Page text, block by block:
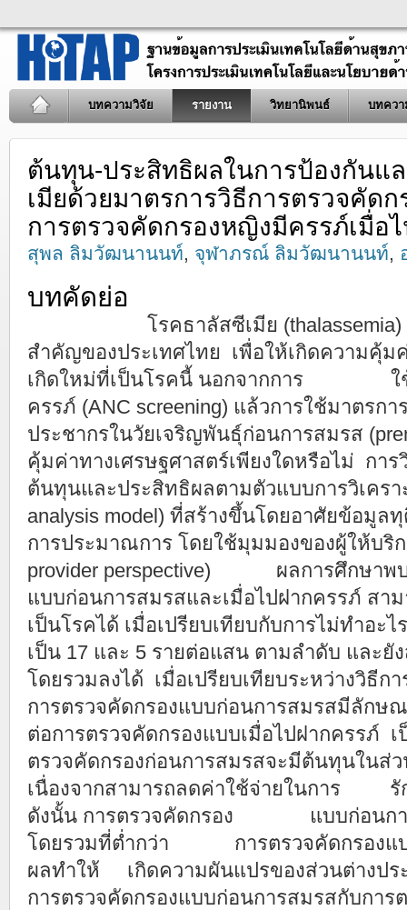
บทความวิจัย รายงาน วิทยานิพนธ์ บทควา
ต้นทุน-ประสิทธิผลในการป้องกันแ
เมียด้วยมาตรการวิธีการตรวจคัด
การตรวจคัดกรองหญิงมีครรภ์เมื่อ
สุพล ลิมวัฒนานนท์, จุฬาภรณ์ ลิมวัฒนานนท์,
บทคัดย่อ
โรคธาลัสซีเมีย (thalassemia) เ
สำคัญของประเทศไทย เพื่อให้เกิดความคุ้ม
เกิดใหม่ที่เป็นโรคนี้ นอกจากการ ใช้วิ
ครรภ์ (ANC screening) แล้วการใช้มาตรก
ประชากรในวัยเจริญพันธุ์ก่อนการสมรส
คุ้มค่าทางเศรษฐศาสตร์เพียงใดหรือ
ต้นทุนและประสิทธิผลตามตัวแบบการวิเ
analysis model) ที่สร้างขึ้นโดยอาศัยข้อมูล
การประมาณการ โดยใช้มุมมองของผู้ให้บริ
provider perspective) ผลการศึกษาพบ
แบบก่อนการสมรสและเมื่อไปฝากครรภ์ สา
เป็นโรคได้ เมื่อเปรียบเทียบกับการไม่ทำ
เป็น 17 และ 5 รายต่อแสน ตามลำดับ และ
โดยรวมลงได้ เมื่อเปรียบเทียบระหว่างวิธีก
การตรวจคัดกรองแบบก่อนการสมรสมีลักษณ
ต่อการตรวจคัดกรองแบบเมื่อไปฝากครรภ์
ตรวจคัดกรองก่อนการสมรสจะมีต้นทุนในส่
เนื่องจากสามารถลดค่าใช้จ่ายในการ รั
ดังนั้น การตรวจคัดกรอง แบบก่อนกา
โดยรวมที่ต่ำกว่า การตรวจคัดกรองแบ
ผลทำให้ เกิดความผันแปรของส่วนต่างปร
การตรวจคัดกรองแบบก่อนการสมรสกับการ